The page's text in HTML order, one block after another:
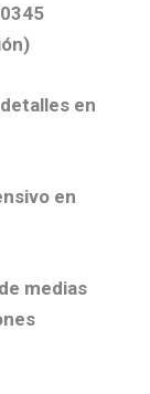
en
en
medias